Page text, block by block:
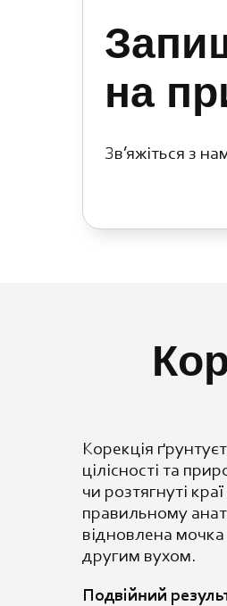
на
Зв’яжіться з
Корекція
цілісності та
чи розтягнуті
правильному
відновлена мочка
другим вухом.
Подвійний